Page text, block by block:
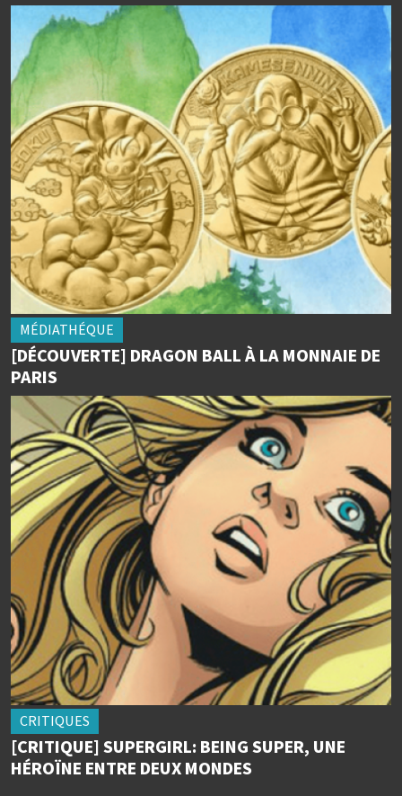
MÉDIATHÉQUE
[DÉCOUVERTE] DRAGON BALL À LA MONNAIE DE
PARIS
CRITIQUES
[CRITIQUE] SUPERGIRL: BEING SUPER, UNE
HÉROÏNE ENTRE DEUX MONDES